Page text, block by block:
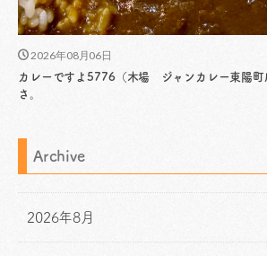
2026年08月06日
カレーですよ5776（木場 ジャンカレー東陽町
さ。
Archive
2026年8月